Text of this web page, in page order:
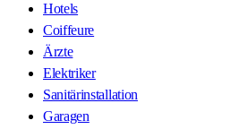
Hotels
Coiffeure
Ärzte
Elektriker
Sanitärinstallation
Garagen